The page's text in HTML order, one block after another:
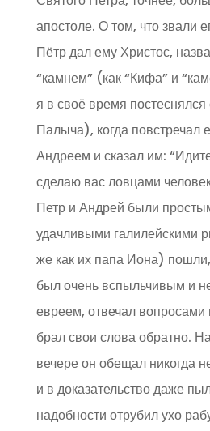
апостоле. О том, что звали
Пётр дал ему Христос,
“камнем” (как “Кифа” и
я в своё время
Палыча), когда повстречал
Андреем и сказал им:
сделаю вас ловцами
Петр и Андрей были
удачливыми галилейскими
же как их папа Иона)
был очень вспыльчивым и
евреем, отвечал вопросами
брал свои слова обратно.
вечере он обещал никогда
и в доказательство даже
надобности отрубил ухо